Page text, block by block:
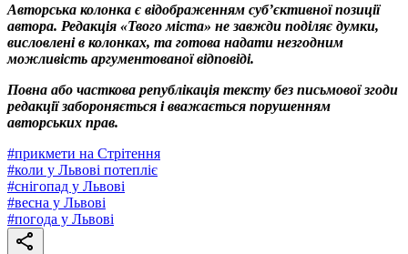
Авторська колонка є відображенням суб’єктивної позиції
автора. Редакція «Твого міста» не завжди поділяє думки,
висловлені в колонках, та готова надати незгодним
можливість аргументованої відповіді.
Повна або часткова републікація тексту без письмової згоди
редакції забороняється і вважається порушенням
авторських прав.
#прикмети на Стрітення
#коли у Львові потепліє
#снігопад у Львові
#весна у Львові
#погода у Львові